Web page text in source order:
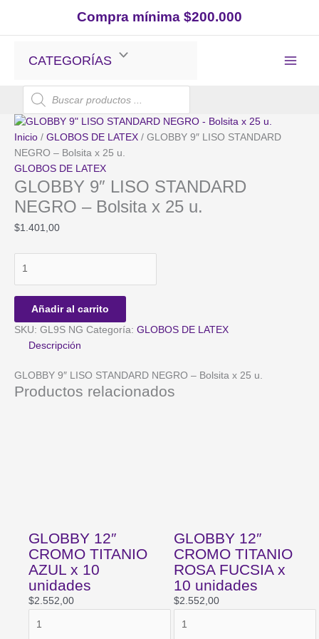
contenido
Compra mínima $200.000
CATEGORÍAS
Búsqueda
de
productos
Inicio / GLOBOS DE LATEX / GLOBBY 9″ LISO STANDARD
NEGRO – Bolsita x 25 u.
GLOBOS DE LATEX
GLOBBY 9″ LISO STANDARD
NEGRO – Bolsita x 25 u.
$1.401,00
STANDARD
NEGRO
x
25
Añadir al carrito
SKU: GL9S NG Categoría: GLOBOS DE LATEX
Descripción
GLOBBY 9″ LISO STANDARD NEGRO – Bolsita x 25 u.
Productos relacionados
GLOBBY 12″
CROMO TITANIO
AZUL x 10
unidades
$2.552,00
GLOBBY 12″
CROMO TITANIO
ROSA FUCSIA x
10 unidades
$2.552,00